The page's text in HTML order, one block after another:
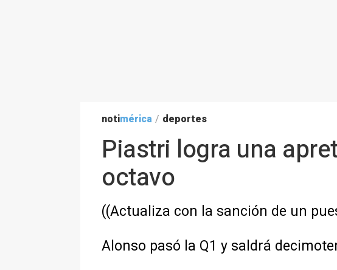
notimérica / deportes
Piastri logra una
octavo
((Actualiza con la sanción de un
Alonso pasó la Q1 y saldrá